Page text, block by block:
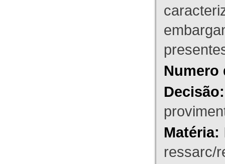
Numero
Decisão:
Matéria:
ressarc/